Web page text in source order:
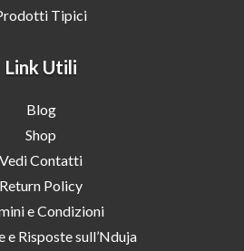
Tipici
Link Utili
Blog
Shop
Vedi Contatti
Return Policy
e Condizioni
e Risposte sull’Nduja